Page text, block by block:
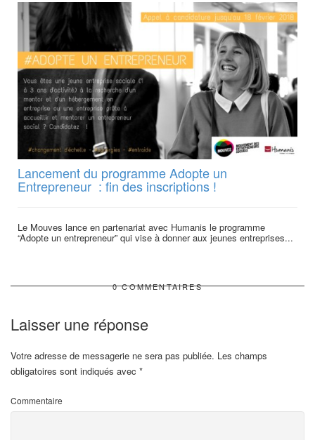
Lancement du programme Adopte un
Entrepreneur : fin des inscriptions !
Le Mouves lance en partenariat avec Humanis le programme
“Adopte un entrepreneur” qui vise à donner aux jeunes entreprises...
0 COMMENTAIRES
Laisser une réponse
Votre adresse de messagerie ne sera pas publiée. Les champs
obligatoires sont indiqués avec *
Commentaire